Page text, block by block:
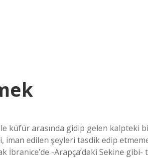
küfür arasında gidip gelen kalpteki
iman edilen şeyleri tasdik edip
-Arapça’daki Sekine gibi-